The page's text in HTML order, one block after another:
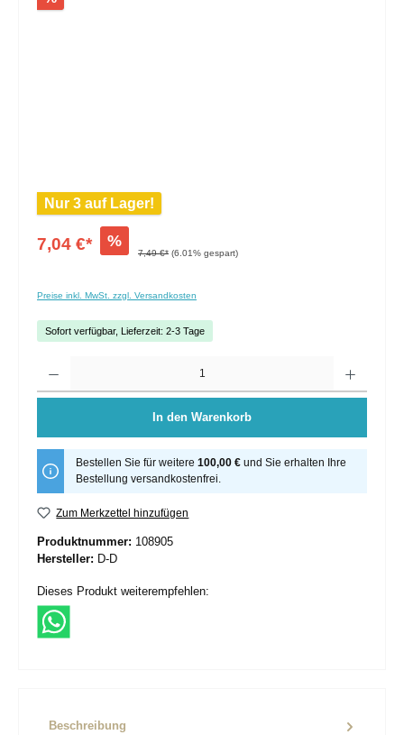
Nur 3 auf Lager!
7,04 €* %
7,49 €* (6.01% gespart)
Preise inkl. MwSt. zzgl. Versandkosten
Sofort verfügbar, Lieferzeit: 2-3 Tage
In den Warenkorb
Bestellen Sie für weitere100,00 € und Sie erhalten Ihre
Bestellung versandkostenfrei.
Zum Merkzettel hinzufügen
Produktnummer: 108905
Hersteller: D-D
Dieses Produkt weiterempfehlen:
Beschreibung